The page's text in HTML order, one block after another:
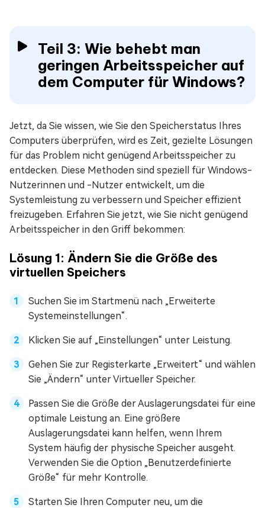
Teil 3: Wie behebt man
geringen Arbeitsspeicher auf
dem Computer für Windows?
Jetzt, da Sie wissen, wie Sie den Speicherstatus Ihres
Computers überprüfen, wird es Zeit, gezielte Lösungen
für das Problem nicht genügend Arbeitsspeicher zu
entdecken. Diese Methoden sind speziell für Windows-
Nutzerinnen und -Nutzer entwickelt, um die
Systemleistung zu verbessern und Speicher effizient
freizugeben. Erfahren Sie jetzt, wie Sie nicht genügend
Arbeitsspeicher in den Griff bekommen:
Lösung 1: Ändern Sie die Größe des
virtuellen Speichers
Suchen Sie im Startmenü nach „Erweiterte
Systemeinstellungen“.
Klicken Sie auf „Einstellungen“ unter Leistung.
Gehen Sie zur Registerkarte „Erweitert“ und wählen
Sie „Ändern“ unter Virtueller Speicher.
Passen Sie die Größe der Auslagerungsdatei für eine
optimale Leistung an. Eine größere
Auslagerungsdatei kann helfen, wenn Ihrem
System häufig der physische Speicher ausgeht.
Verwenden Sie die Option „Benutzerdefinierte
Größe“ für mehr Kontrolle.
Starten Sie Ihren Computer neu, um die